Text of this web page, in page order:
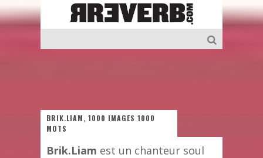
BRIK.LIAM, 1000 IMAGES 1000
MOTS
Brik.Liam est un chanteur soul